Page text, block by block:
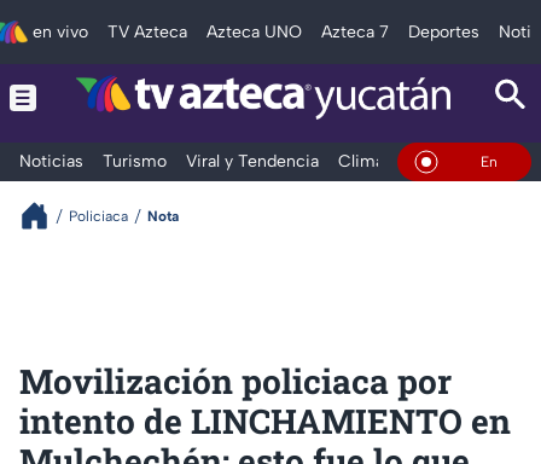
en vivo TV Azteca Azteca UNO Azteca 7 Deportes
Noticias Turismo Viral y Tendencia Clima Deportes En Vivo
Policiaca Nota
Movilización policiaca por
intento de LINCHAMIENTO en